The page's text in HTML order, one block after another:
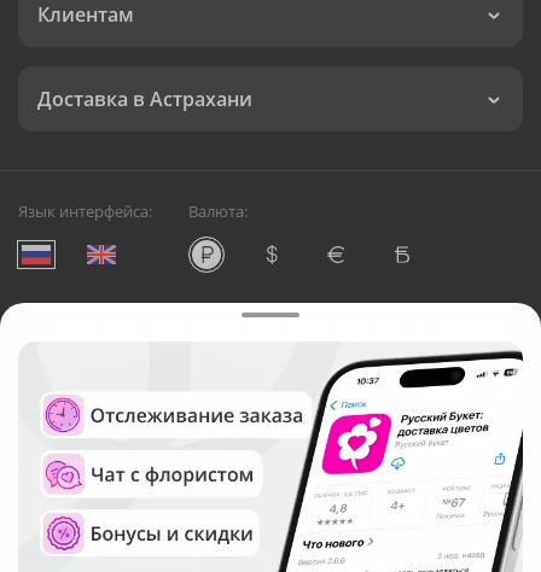
Клиентам
Доставка в Астрахани
Язык интерфейса: Валюта:
Служба круглосуточной доставки цветов в Астрахани
Русский Букет, 2026
Общество с ограниченной ответственностью «Технология»
ОГРН: 1195476081745, ИНН: 5410081997
Юридический адрес: г. Новосибирск, ул. Ипподромская,
д.42, оф. 3
Рейтинг Русского букета в г. Астрахань